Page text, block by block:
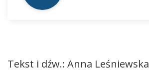
Tekst i dźw.: Anna Leśniewska